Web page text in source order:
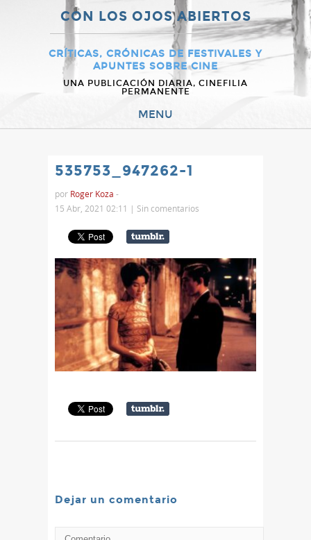
CON LOS OJOS ABIERTOS
CRÍTICAS, CRÓNICAS DE FESTIVALES Y
APUNTES SOBRE CINE
UNA PUBLICACIÓN DIARIA, CINEFILIA
PERMANENTE
MENU
535753_947262-1
por Roger Koza -
15 Abr, 2021 02:11 | Sin comentarios
Dejar un comentario